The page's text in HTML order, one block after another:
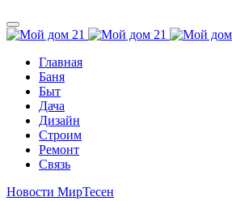
Главная
Баня
Быт
Дача
Дизайн
Строим
Ремонт
Связь
Новости МирТесен